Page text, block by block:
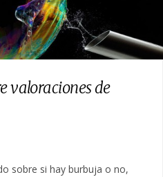
valoraciones de
sobre si hay burbuja o no,